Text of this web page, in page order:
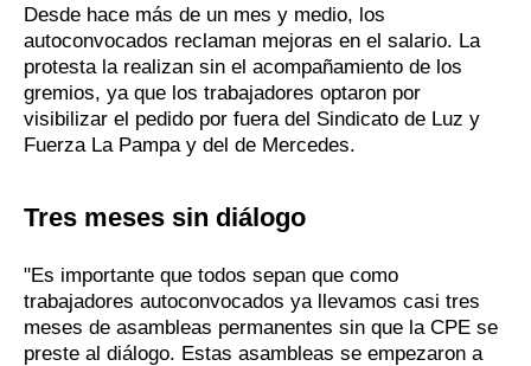
Desde hace más de un mes y medio, los
autoconvocados reclaman mejoras en el salario. La
protesta la realizan sin el acompañamiento de los
gremios, ya que los trabajadores optaron por
visibilizar el pedido por fuera del Sindicato de Luz y
Fuerza La Pampa y del de Mercedes.
Tres meses sin diálogo
"Es importante que todos sepan que como
trabajadores autoconvocados ya llevamos casi tres
meses de asambleas permanentes sin que la CPE se
preste al diálogo. Estas asambleas se empezaron a